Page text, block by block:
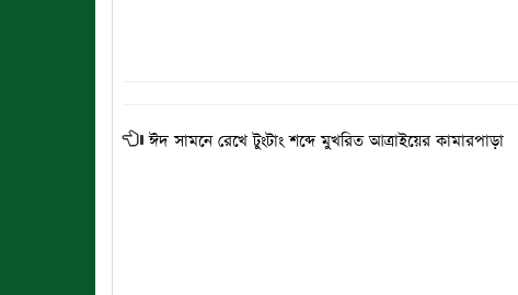
ঈদ সামনে রেখে টুংটাং শব্দে মুখরিত আত্রাইয়ের কামারপাড়া